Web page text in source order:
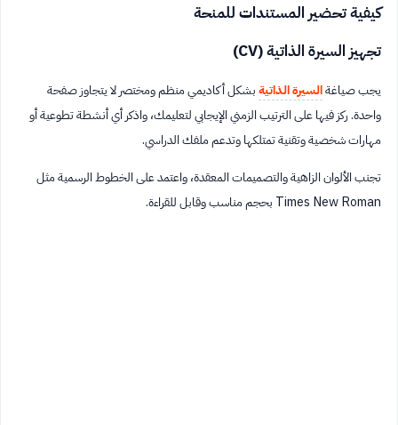
كيفية تحضير المستندات للمنحة
تجهيز السيرة الذاتية (CV)
يجب صياغةالسيرة الذاتيةبشكل أكاديمي منظم ومختصر لا يتجاوز صفحة
واحدة. ركز فيها على الترتيب الزمني الإيجابي لتعليمك، واذكر أي أنشطة تطوعية أو
مهارات شخصية وتقنية تمتلكها وتدعم ملفك الدراسي.
تجنب الألوان الزاهية والتصميمات المعقدة، واعتمد على الخطوط الرسمية مثل
Times New Roman بحجم مناسب وقابل للقراءة.